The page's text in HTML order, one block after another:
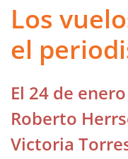
Los
el
El 24 de
Roberto
Victoria